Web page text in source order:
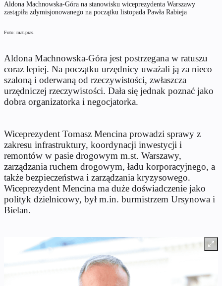
Aldona Machnowska-Góra na stanowisku wiceprezydenta Warszawy
zastąpiła zdymisjonowanego na początku listopada Pawła Rabieja
Foto: mat.pras.
Aldona Machnowska-Góra jest postrzegana w ratuszu
coraz lepiej. Na początku urzędnicy uważali ją za nieco
szaloną i oderwaną od rzeczywistości, zwłaszcza
urzędniczej rzeczywistości. Dała się jednak poznać jako
dobra organizatorka i negocjatorka.
Wiceprezydent Tomasz Mencina prowadzi sprawy z
zakresu infrastruktury, koordynacji inwestycji i
remontów w pasie drogowym m.st. Warszawy,
zarządzania ruchem drogowym, ładu korporacyjnego, a
także bezpieczeństwa i zarządzania kryzysowego.
Wiceprezydent Mencina ma duże doświadczenie jako
polityk dzielnicowy, był m.in. burmistrzem Ursynowa i
Bielan.